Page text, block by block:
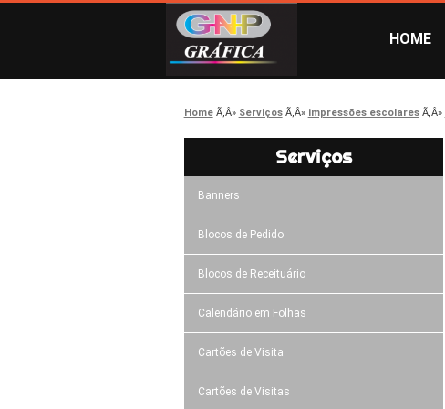
HOME
Home Serviços impressões escolares
Serviços
Banners
Blocos de Pedido
Blocos de Receituário
Calendário em Folhas
Cartões de Visita
Cartões de Visitas